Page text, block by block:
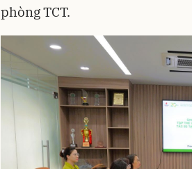
phòng TCT.